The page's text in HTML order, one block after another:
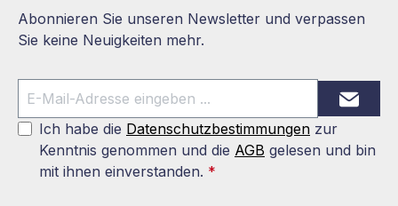
Abonnieren Sie unseren Newsletter und verpassen
Sie keine Neuigkeiten mehr.
Ich habe die Datenschutzbestimmungen zur
Kenntnis genommen und die AGB gelesen und bin
mit ihnen einverstanden. *